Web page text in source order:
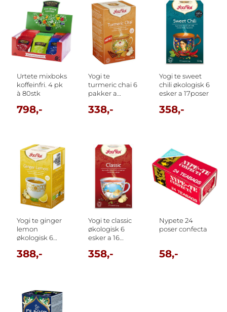
Urtete mixboks
koffeinfri. 4 pk
à 80stk
798,-
Yogi te
turmeric chai 6
pakker a
338,-
Yogi te sweet
chili økologisk 6
esker a 17poser
358,-
Yogi te ginger
lemon
økologisk 6
poser
388,-
Yogi te classic
økologisk 6
esker a 16
358,-
Nypete 24
poser confecta
58,-